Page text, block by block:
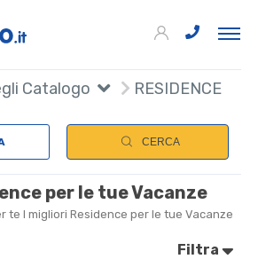
Catalogo RESIDENCE
CERCA
per le tue Vacanze
te I migliori Residence per le tue Vacanze
Filtra